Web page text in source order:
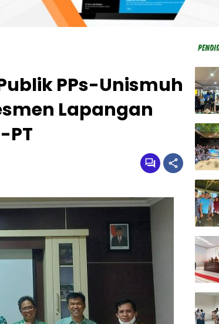
PPs-Unismuh
Lapangan
PT